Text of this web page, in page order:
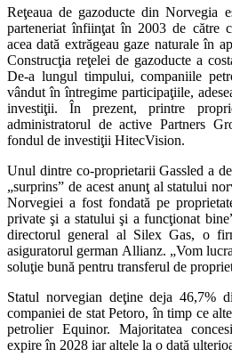
Reţeaua de gazoducte din Norvegia
parteneriat înfiinţat în 2003 de către
acea dată extrăgeau gaze naturale în
Construcţia reţelei de gazoducte a
De-a lungul timpului, companiile
vândut în întregime participaţiile,
investiţii. În prezent, printre
administratorul de active Partners
fondul de investiţii HitecVision.
Unul dintre co-proprietarii Gassled a
„surprins” de acest anunţ al statului
Norvegiei a fost fondată pe
private şi a statului şi a funcţionat
directorul general al Silex Gas, o
asiguratorul german Allianz. „Vom
soluţie bună pentru transferul de
Statul norvegian deţine deja 46,7%
companiei de stat Petoro, în timp ce
petrolier Equinor. Majoritatea
expire în 2028 iar altele la o dată